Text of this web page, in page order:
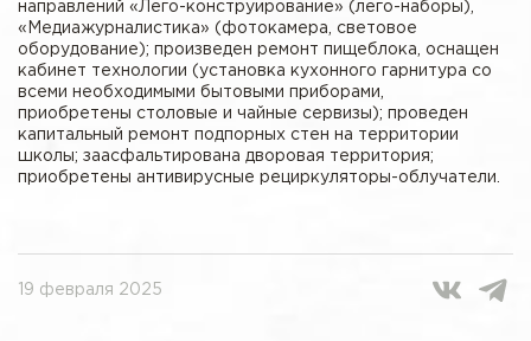
направлений «Лего-конструирование» (лего-наборы),
«Медиажурналистика» (фотокамера, световое
оборудование); произведен ремонт пищеблока, оснащен
кабинет технологии (установка кухонного гарнитура со
всеми необходимыми бытовыми приборами,
приобретены столовые и чайные сервизы); проведен
капитальный ремонт подпорных стен на территории
школы; заасфальтирована дворовая территория;
приобретены антивирусные рециркуляторы-облучатели.
19 февраля 2025